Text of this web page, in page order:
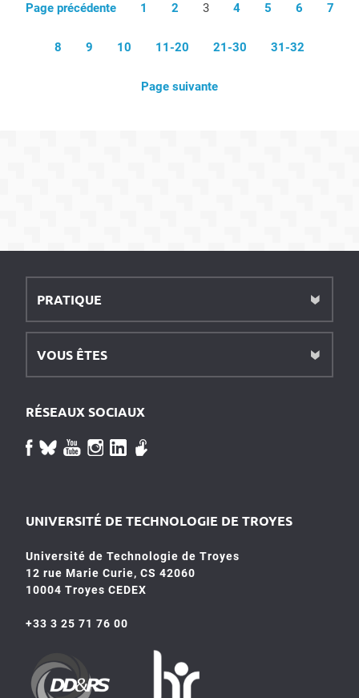
Page précédente 1 2 3 4 5 6 7
8 9 10 11-20 21-30 31-32
Page suivante
PRATIQUE
VOUS ÊTES
RÉSEAUX SOCIAUX
UNIVERSITÉ DE TECHNOLOGIE DE TROYES
Université de Technologie de Troyes
12 rue Marie Curie, CS 42060
10004 Troyes CEDEX
+33 3 25 71 76 00